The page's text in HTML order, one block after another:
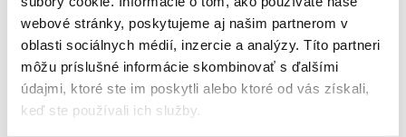
webové stránky, poskytujeme aj našim partnerom v
oblasti sociálnych médií, inzercie a analýzy. Títo partneri
môžu príslušné informácie skombinovať s ďalšími
údajmi, ktoré ste im poskytli alebo ktoré od vás získali,
keď ste používali ich služby.
Doplnky
Výpredaj
Predajne
O nás
Kontakt
Detail produktu